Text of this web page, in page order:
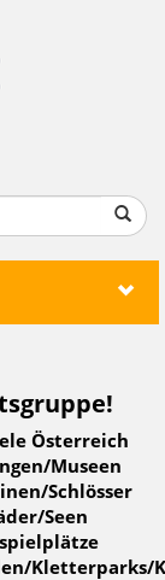
Österreich
Museen
Schlösser
Seen
Kletterparks/